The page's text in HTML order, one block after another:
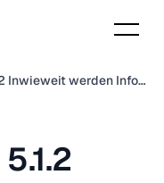
5.1.2 Inwieweit werden Informationen während der Übertragung geschützt?
5.1.2